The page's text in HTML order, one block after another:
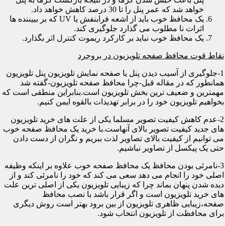
خواهد شد که عمر پنل را تا 30 درصد کاهش خواهد داد.
یک محافظ خوب باید از اشعه فرابنفش یا UV که بر بییننده ها
اثرات نا مطلوب می گذارد جلوگیری کند.
یک محافظ خوب نباید بر کارکرد ریموت کنترل اثر بگذارد.
نقاط قوت محافظ صفحه تلویزیون در بروجرد
1-جلوگیری از آسیب دیدن پنل یا صفحه نمایش تلویزیون پنل تلویزیون
همانطور که در مقاله قبل-چرا محافظ صفحه تلویزیون-گفته شد
مهمترین و ضعیف ترین بخش تلویزیون است.بنابراین منطقی است که
بخواهیم تلویزیون خود را در برابر تهدیدات بالقوه ایمن کنیم.
2-عدم کاهش کیفیت تصویر مسلما یکی از علت های خرید تلویزیون
های جدید کیفیت تصویر بالای آنهاست.با خرید یک محافظ صفحه خوب
می توانیم از کیفیت بالای تصاویر لذت ببریم و نگران از دست دادن
حتی یک پیکسل از تصاویر نباشیم.
3-نامرئی بودن محافظ یک محافظ صفحه خوب علاوه بر اینکه وظیفه
اصلی خود را انجام می دهد سعی می کند که خود را نامرئی کند و از
دیده شدن پنهان بماند چرا که زیبایی تلویزیون یکی از اصلی ترین علت
های خرید تلویزیون است و اگر قرار باشد با نصب محافظ
صفحه،زیبایی ظاهری تلویزیون از بین برود بهتر است روش دیگری
برای محافظت از تلویزیون انتخاب شود.